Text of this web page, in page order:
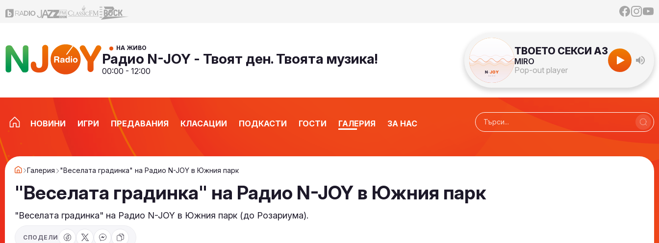
НА ЖИВО
Радио N-JOY - Твоят ден. Твоята музика!
00:00 - 12:00
ТВОЕТО СЕКСИ АЗ
MIRO
Pop-out player
НОВИНИ ИГРИ ПРЕДАВАНИЯ КЛАСАЦИИ ПОДКАСТИ ГОСТИ ГАЛЕРИЯ ЗА НАС
Галерия "Веселата градинка" на Радио N-JOY в Южния парк
"Веселата градинка" на Радио N-JOY в Южния парк
"Веселата градинка" на Радио N-JOY в Южния парк (до Розариума).
СПОДЕЛИ